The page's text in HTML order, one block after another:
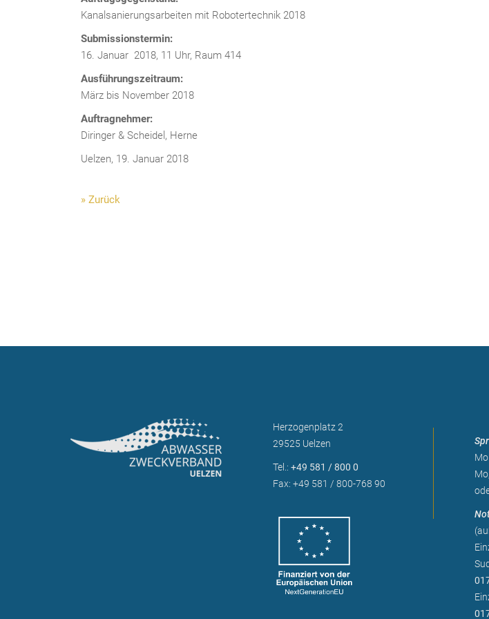
Kanalsanierungsarbeiten mit Robotertechnik 2018
Submissionstermin:
16. Januar 2018, 11 Uhr, Raum 414
Ausführungszeitraum:
März bis November 2018
Auftragnehmer:
Diringer & Scheidel, Herne
Uelzen, 19. Januar 2018
» Zurück
Herzogenplatz 2
29525 Uelzen
Tel.: +49 581 / 800 0
Fax: +49 581 / 800-768 90